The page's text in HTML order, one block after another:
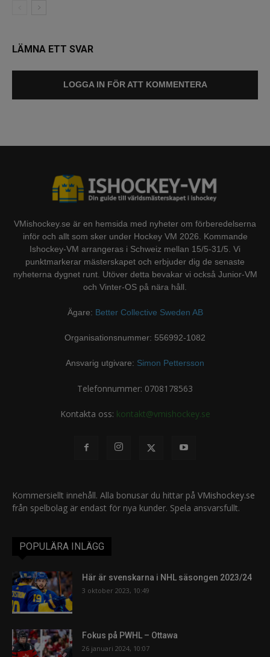
LÄMNA ETT SVAR
LOGGA IN FÖR ATT KOMMENTERA
VMishockey.se är en hemsida med nyheter om förberedelserna
inför och allt som sker under Hockey VM 2026. Kommande
Ishockey-VM arrangeras i Schweiz mellan 15/5-31/5. Vi
punktmarkerar mästerskapet och erbjuder dig de senaste
nyheterna dygnet runt. Utöver detta bevakar vi också Junior-VM
och Vinter-OS på nära håll.
Ägare: Better Collective Sweden AB
Organisationsnummer: 556992-1082
Ansvarig utgivare: Simon Pettersson
Telefonnummer: 0708178563
Kontakta oss: kontakt@vmishockey.se
Kommersiellt innehåll. Alla bonusar du hittar på VMishockey.se
från spelbolag är endast för nya kunder. Spela ansvarsfullt.
POPULÄRA INLÄGG
Här är svenskarna i NHL säsongen 2023/24
3 oktober 2023, 10:49
Fokus på PWHL – Ottawa
26 januari 2024, 10:07